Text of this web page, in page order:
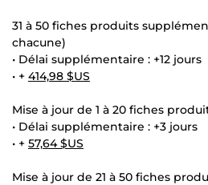
31 à 50 fiches produits
chacune)
• Délai supplémentaire : +12 jours
• + 414,98 $US
Mise à jour de 1 à 20 fiches
• Délai supplémentaire : +3 jours
• + 57,64 $US
Mise à jour de 21 à 50 fiches